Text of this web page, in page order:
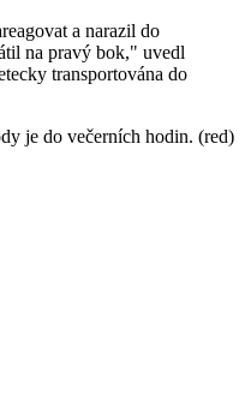
a narazil do
na pravý bok," uvedl
transportována do
je do večerních hodin. (red)